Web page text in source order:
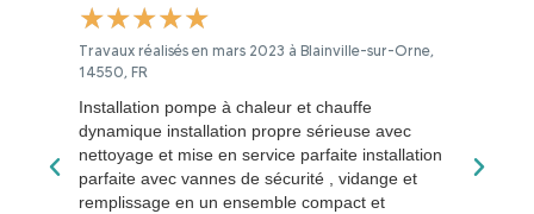
★★★★★
Travaux réalisés en mars 2023 à Blainville-sur-Orne,
14550, FR
Installation pompe à chaleur et chauffe
dynamique installation propre sérieuse avec
nettoyage et mise en service parfaite installation
parfaite avec vannes de sécurité , vidange et
remplissage en un ensemble compact et
nous